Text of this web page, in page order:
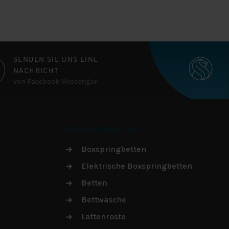
SENDEN SIE UNS EINE
NACHRICHT
von Facebook Messenger
Boxspringbetten
Elektrische Boxspringbetten
Betten
Bettwäsche
Lattenroste